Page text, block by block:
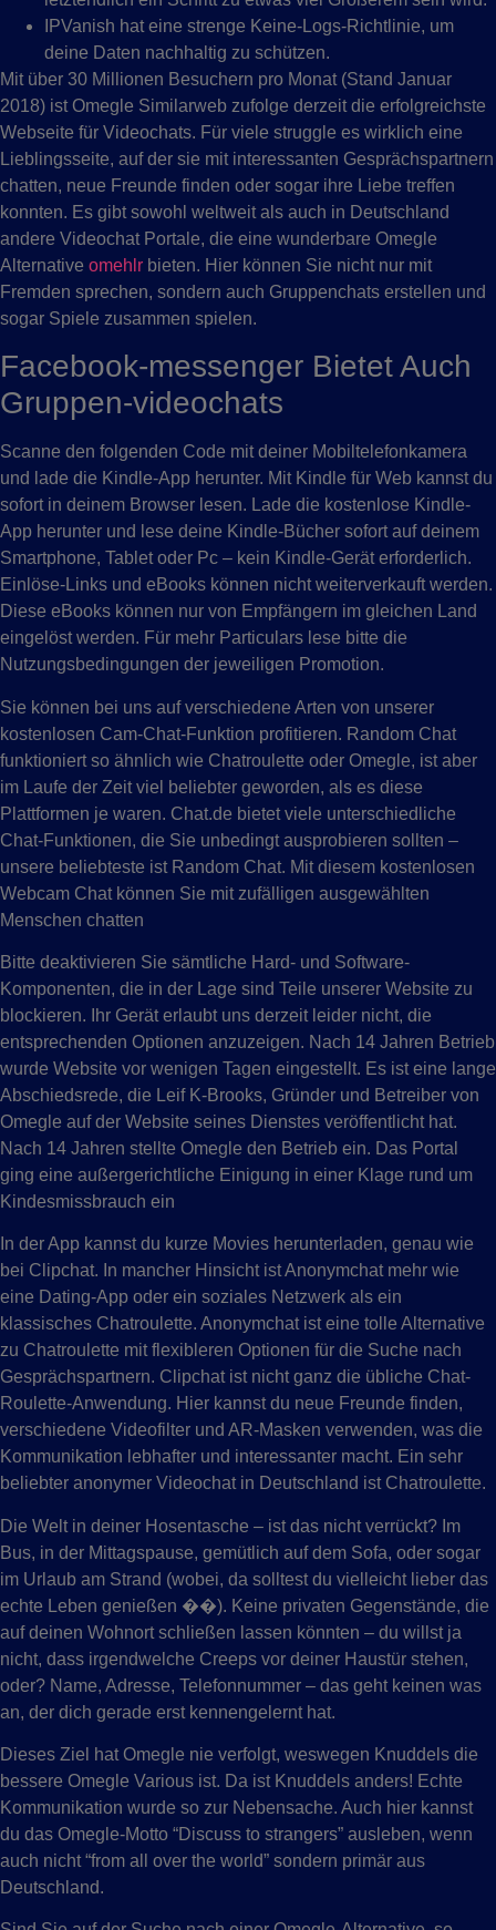
IPVanish hat eine strenge Keine-Logs-Richtlinie, um
deine Daten nachhaltig zu schützen.
Mit über 30 Millionen Besuchern pro Monat (Stand Januar
2018) ist Omegle Similarweb zufolge derzeit die erfolgreichste
Webseite für Videochats. Für viele struggle es wirklich eine
Lieblingsseite, auf der sie mit interessanten Gesprächspartnern
chatten, neue Freunde finden oder sogar ihre Liebe treffen
konnten. Es gibt sowohl weltweit als auch in Deutschland
andere Videochat Portale, die eine wunderbare Omegle
Alternative omehlr bieten. Hier können Sie nicht nur mit
Fremden sprechen, sondern auch Gruppenchats erstellen und
sogar Spiele zusammen spielen.
Facebook-messenger Bietet Auch
Gruppen-videochats
Scanne den folgenden Code mit deiner Mobiltelefonkamera
und lade die Kindle-App herunter. Mit Kindle für Web kannst du
sofort in deinem Browser lesen. Lade die kostenlose Kindle-
App herunter und lese deine Kindle-Bücher sofort auf deinem
Smartphone, Tablet oder Pc – kein Kindle-Gerät erforderlich.
Einlöse-Links und eBooks können nicht weiterverkauft werden.
Diese eBooks können nur von Empfängern im gleichen Land
eingelöst werden. Für mehr Particulars lese bitte die
Nutzungsbedingungen der jeweiligen Promotion.
Sie können bei uns auf verschiedene Arten von unserer
kostenlosen Cam-Chat-Funktion profitieren. Random Chat
funktioniert so ähnlich wie Chatroulette oder Omegle, ist aber
im Laufe der Zeit viel beliebter geworden, als es diese
Plattformen je waren. Chat.de bietet viele unterschiedliche
Chat-Funktionen, die Sie unbedingt ausprobieren sollten –
unsere beliebteste ist Random Chat. Mit diesem kostenlosen
Webcam Chat können Sie mit zufälligen ausgewählten
Menschen chatten
Bitte deaktivieren Sie sämtliche Hard- und Software-
Komponenten, die in der Lage sind Teile unserer Website zu
blockieren. Ihr Gerät erlaubt uns derzeit leider nicht, die
entsprechenden Optionen anzuzeigen. Nach 14 Jahren Betrieb
wurde Website vor wenigen Tagen eingestellt. Es ist eine lange
Abschiedsrede, die Leif K-Brooks, Gründer und Betreiber von
Omegle auf der Website seines Dienstes veröffentlicht hat.
Nach 14 Jahren stellte Omegle den Betrieb ein. Das Portal
ging eine außergerichtliche Einigung in einer Klage rund um
Kindesmissbrauch ein
In der App kannst du kurze Movies herunterladen, genau wie
bei Clipchat. In mancher Hinsicht ist Anonymchat mehr wie
eine Dating-App oder ein soziales Netzwerk als ein
klassisches Chatroulette. Anonymchat ist eine tolle Alternative
zu Chatroulette mit flexibleren Optionen für die Suche nach
Gesprächspartnern. Clipchat ist nicht ganz die übliche Chat-
Roulette-Anwendung. Hier kannst du neue Freunde finden,
verschiedene Videofilter und AR-Masken verwenden, was die
Kommunikation lebhafter und interessanter macht. Ein sehr
beliebter anonymer Videochat in Deutschland ist Chatroulette.
Die Welt in deiner Hosentasche – ist das nicht verrückt? Im
Bus, in der Mittagspause, gemütlich auf dem Sofa, oder sogar
im Urlaub am Strand (wobei, da solltest du vielleicht lieber das
echte Leben genießen ��). Keine privaten Gegenstände, die
auf deinen Wohnort schließen lassen könnten – du willst ja
nicht, dass irgendwelche Creeps vor deiner Haustür stehen,
oder? Name, Adresse, Telefonnummer – das geht keinen was
an, der dich gerade erst kennengelernt hat.
Dieses Ziel hat Omegle nie verfolgt, weswegen Knuddels die
bessere Omegle Various ist. Da ist Knuddels anders! Echte
Kommunikation wurde so zur Nebensache. Auch hier kannst
du das Omegle-Motto “Discuss to strangers” ausleben, wenn
auch nicht “from all over the world” sondern primär aus
Deutschland.